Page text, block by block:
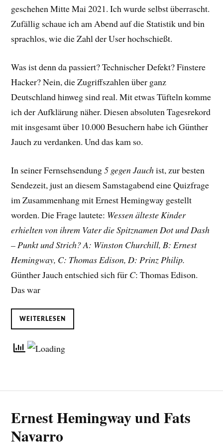
geschehen Mitte Mai 2021. Ich wurde selbst überrascht.
Zufällig schaue ich am Abend auf die Statistik und bin
sprachlos, wie die Zahl der User hochschießt.
Was ist denn da passiert? Technischer Defekt? Finstere
Hacker? Nein, die Zugriffszahlen über ganz
Deutschland hinweg sind real. Mit etwas Tüfteln komme
ich der Aufklärung näher. Diesen absoluten Tagesrekord
mit insgesamt über 10.000 Besuchern habe ich Günther
Jauch zu verdanken. Und das kam so.
In seiner Fernsehsendung5 gegen Jauchist, zur besten
Sendezeit, just an diesem Samstagabend eine Quizfrage
im Zusammenhang mit Ernest Hemingway gestellt
worden. Die Frage lautete: Wessen älteste Kinder
erhielten von ihrem Vater die Spitznamen Dot und Dash
– Punkt und Strich? A: Winston Churchill, B: Ernest
Hemingway, C: Thomas Edison, D: Prinz Philip.
Günther Jauch entschied sich für C: Thomas Edison.
Das war
WEITERLESEN
Ernest Hemingway und Fats
Navarro